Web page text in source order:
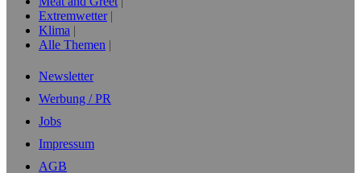
Extremwetter
Klima
Alle Themen
Newsletter
Werbung / PR
Jobs
Impressum
AGB